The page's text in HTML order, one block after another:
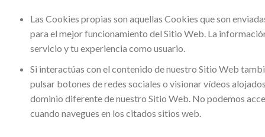
Las Cookies propias son aquellas Cookies que son
para el mejor funcionamiento del Sitio Web. La
servicio y tu experiencia como usuario.
Si interactúas con el contenido de nuestro Sitio Web
pulsar botones de redes sociales o visionar vídeos
dominio diferente de nuestro Sitio Web. No podemos
cuando navegues en los citados sitios web.